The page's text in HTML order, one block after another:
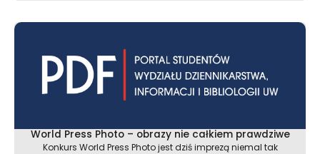
World Press Photo – obrazy nie całkiem prawdziwe
Konkurs World Press Photo jest dziś imprezą niemal tak